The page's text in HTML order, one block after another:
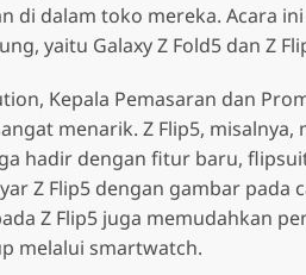
di dalam toko mereka. Acara
yaitu Galaxy Z Fold5 dan Z
Kepala Pemasaran dan
menarik. Z Flip5,
hadir dengan fitur baru,
Z Flip5 dengan gambar pada
Z Flip5 juga memudahkan
melalui smartwatch.